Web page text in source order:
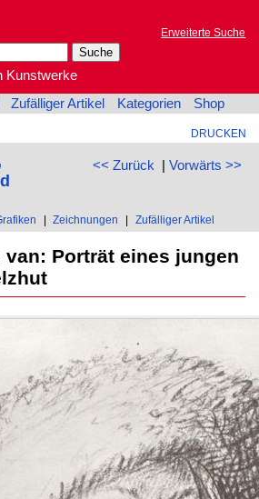
Erweiterte Suche
Kunstwerke
Zufälliger Artikel Kategorien Shop
DRUCKEN
<< Zurück | Vorwärts >>
Zeichnungen Zufälliger Artikel
van: Porträt eines jungen